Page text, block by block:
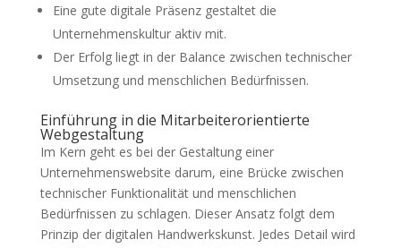
Eine gute digitale Präsenz gestaltet die
Unternehmenskultur aktiv mit.
Der Erfolg liegt in der Balance zwischen technischer
Umsetzung und menschlichen Bedürfnissen.
Einführung in die Mitarbeiterorientierte
Webgestaltung
Im Kern geht es bei der Gestaltung einer
Unternehmenswebsite darum, eine Brücke zwischen
technischer Funktionalität und menschlichen
Bedürfnissen zu schlagen. Dieser Ansatz folgt dem
Prinzip der digitalen Handwerkskunst. Jedes Detail wird